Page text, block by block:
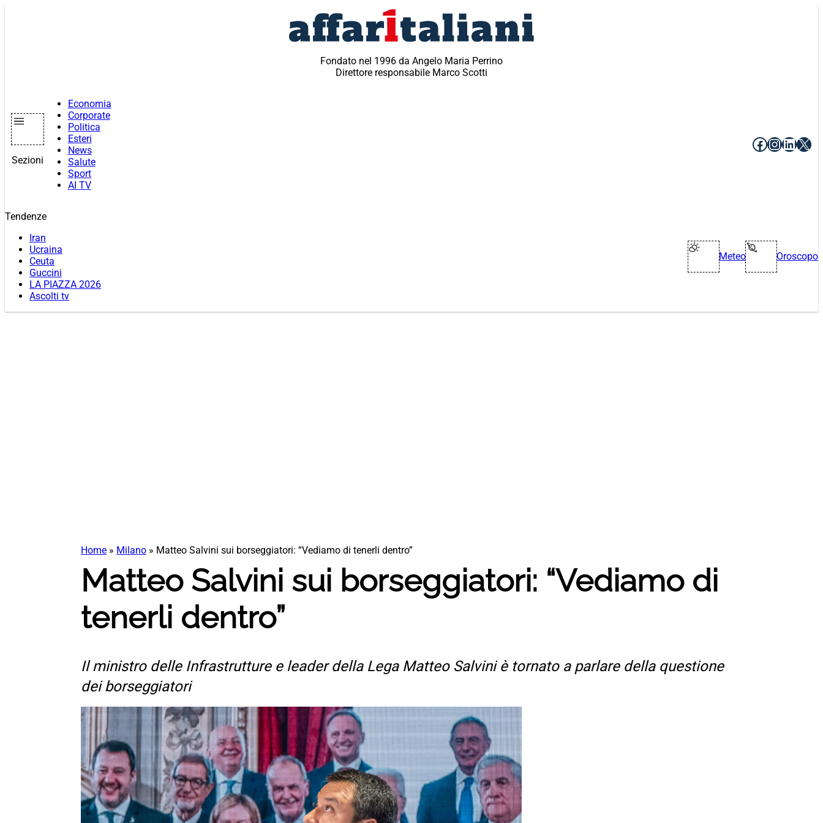
Fondato nel 1996 da Angelo Maria Perrino
Direttore responsabile Marco Scotti
Sezioni
Economia
Corporate
Politica
Esteri
News
Salute
Sport
AI TV
Facebook
X
Tendenze
Iran
Ucraina
Ceuta
Guccini
LA PIAZZA 2026
Ascolti tv
Meteo Oroscopo
Home » Milano » Matteo Salvini sui borseggiatori: “Vediamo di tenerli dentro”
Matteo Salvini sui borseggiatori: “Vediamo di
tenerli dentro”
Il ministro delle Infrastrutture e leader della Lega Matteo Salvini è tornato a parlare della questione
dei borseggiatori